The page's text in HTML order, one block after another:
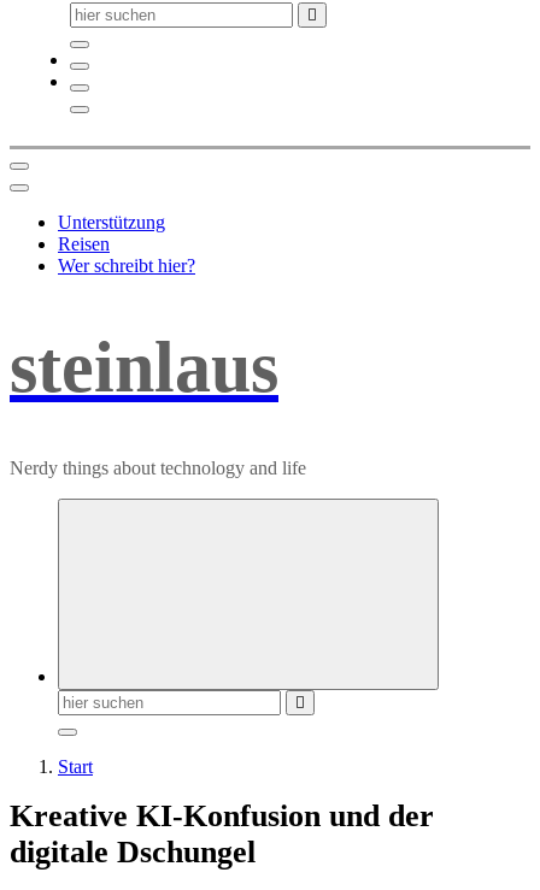
Suchen
nach:
Unterstützung
Reisen
Wer schreibt hier?
steinlaus
Nerdy things about technology and life
Suchen
nach:
Start
Kreative KI-Konfusion und der
digitale Dschungel